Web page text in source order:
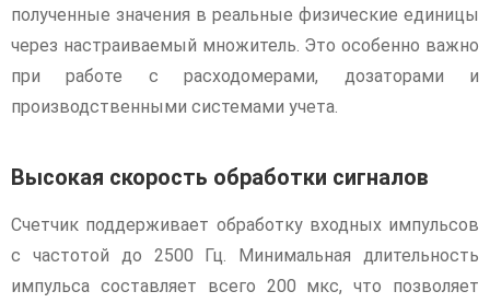
полученные значения в реальные физические единицы
через настраиваемый множитель. Это особенно важно
при работе с расходомерами, дозаторами и
производственными системами учета.
Высокая скорость обработки сигналов
Счетчик поддерживает обработку входных импульсов
с частотой до 2500 Гц. Минимальная длительность
импульса составляет всего 200 мкс, что позволяет